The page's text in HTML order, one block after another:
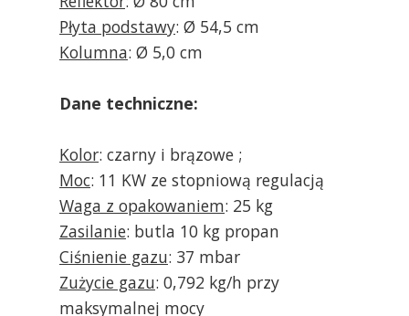
Płyta podstawy: Ø 54,5 cm
Kolumna: Ø 5,0 cm
Dane techniczne:
Kolor: czarny i brązowe ;
Moc: 11 KW ze stopniową regulacją
Waga z opakowaniem: 25 kg
Zasilanie: butla 10 kg propan
Ciśnienie gazu: 37 mbar
Zużycie gazu: 0,792 kg/h przy
maksymalnej mocy